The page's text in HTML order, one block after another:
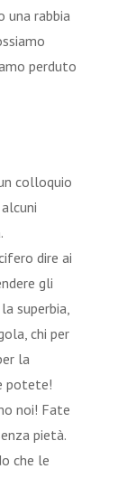
rabbia
perduto
colloquio
dire ai
gli
superbia,
chi per
la
potete!
noi! Fate
pietà.
che le